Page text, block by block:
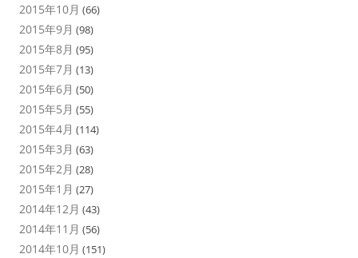
2015年10月 (66)
2015年9月 (98)
2015年8月 (95)
2015年7月 (13)
2015年6月 (50)
2015年5月 (55)
2015年4月 (114)
2015年3月 (63)
2015年2月 (28)
2015年1月 (27)
2014年12月 (43)
2014年11月 (56)
2014年10月 (151)